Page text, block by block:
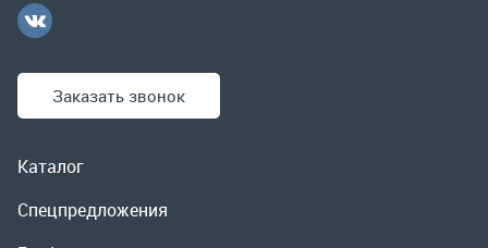
Спецпредложения
Гарантии и возврат